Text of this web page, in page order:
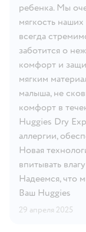
ребенка. Мы
мягкость
всегда
заботится о
комфорт и
мягким
малыша, не
комфорт в
Huggies Dry
аллергии,
Новая
впитывать
Надеемся, что
Ваш Huggies
29 апреля 2025